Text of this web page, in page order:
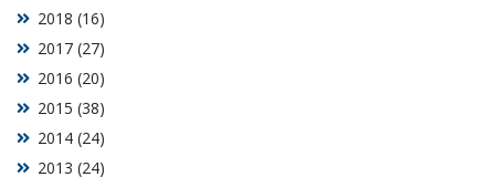
2013 (24)
2014 (24)
2015 (38)
2016 (20)
2017 (27)
2018 (16)